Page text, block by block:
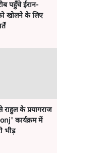
पहुँचे ईरान-
खोलने के लिए
के प्रयागराज
कार्यक्रम में
भीड़